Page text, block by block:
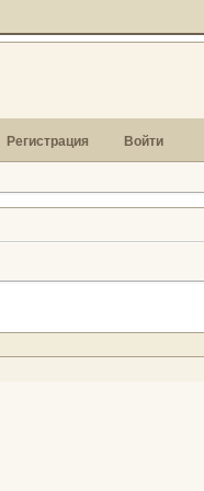
Регистрация Войти